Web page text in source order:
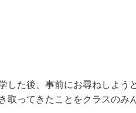
した後、事前にお尋ねしよう
取ってきたことをクラスのみ